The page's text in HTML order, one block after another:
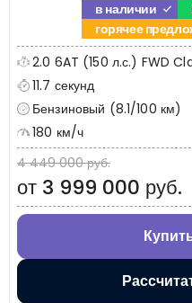
в наличии
горячее
2.0 6AT (150 л.с.) FWD
11.7 секунд
Бензиновый (8.1/100 км)
180 км/ч
4 449 000 руб.
от 3 999 000 руб.